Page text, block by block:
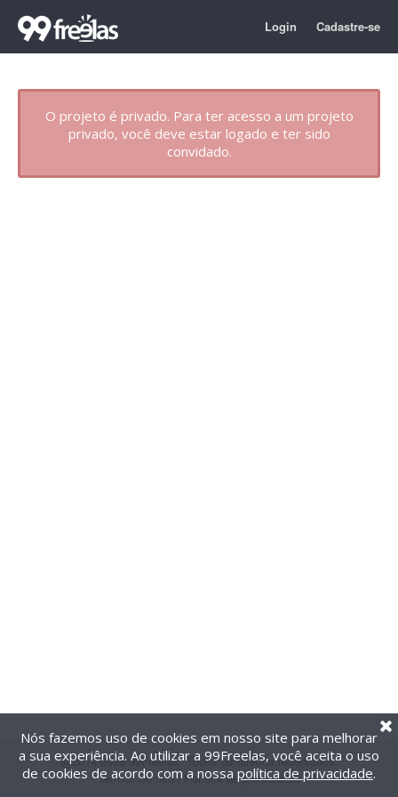
Login Cadastre-se
O projeto é privado. Para ter acesso a um projeto
privado, você deve estar logado e ter sido
convidado.
@2014-2026 99Freelas. Todos os direitos reservados.
Termos de uso| Política de privacidade
Nós fazemos uso de cookies em nosso site para melhorar
a sua experiência. Ao utilizar a 99Freelas, você aceita o uso
de cookies de acordo com a nossa política de privacidade.